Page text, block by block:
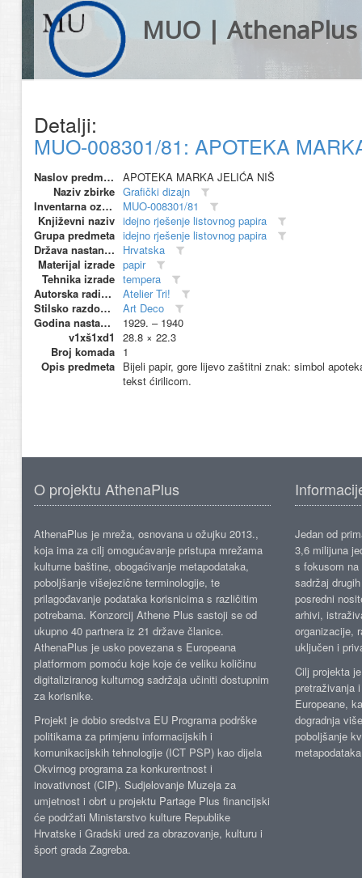
MUO | AthenaPlus
Detalji:
MUO-008301/81: APOTEKA
Naslov predmeta
APOTEKA MARKA JELIĆA NIŠ
Naziv zbirke Grafički dizajn
Inventarna oznaka
MUO-008301/81
Književni naziv idejno rješenje listovnog papira
Grupa predmeta idejno rješenje listovnog papira
Država nastanka
Hrvatska
Materijal izrade papir
Tehnika izrade tempera
Autorska radionica (proizvođač)
Atelier Tri!
Stilsko razdoblje
Art Deco
Godina nastanka
1929. – 1940
v1xš1xd1
28.8 × 22.3
Broj komada 1
Opis predmeta Bijeli papir, gore lijevo zaštitni znak: simbol
tekst ćirilicom.
O projektu AthenaPlus
AthenaPlus je mreža, osnovana u ožujku 2013.,
koja ima za cilj omogućavanje pristupa mrežama
kulturne baštine, obogaćivanje metapodataka,
poboljšanje višejezične terminologije, te
prilagođavanje podataka korisnicima s različitim
potrebama. Konzorcij Athene Plus sastoji se od
ukupno 40 partnera iz 21 države članice.
AthenaPlus je usko povezana s Europeana
platformom pomoću koje koje će veliku količinu
digitaliziranog kulturnog sadržaja učiniti dostupnim
za korisnike.
Projekt je dobio sredstva EU Programa podrške
politikama za primjenu informacijskih i
komunikacijskih tehnologije (ICT PSP) kao dijela
Okvirnog programa za konkurentnost i
inovativnost (CIP). Sudjelovanje Muzeja za
umjetnost i obrt u projektu Partage Plus financijski
će podržati Ministarstvo kulture Republike
Hrvatske i Gradski ured za obrazovanje, kulturu i
šport grada Zagreba.
Jedan od
3,6 milijuna
s fokusom
sadržaj
posredni
arhivi,
organizacije,
uključen i
Cilj projekta
pretraživanja
Europeane,
dogradnja
poboljšanje